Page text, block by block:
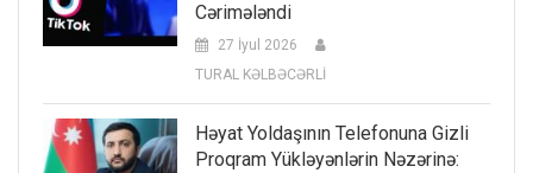
Cərimələndi
27 İyul 2026
TURAL KƏLBƏCƏRLİ
Həyat Yoldaşının Telefonuna Gizli
Proqram Yükləyənlərin Nəzərinə: